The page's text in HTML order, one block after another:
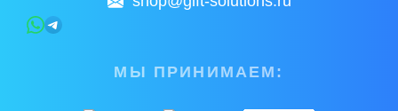
МЫ ПРИНИМАЕМ: